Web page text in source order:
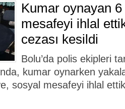
Kumar oynayan
mesafeyi ihlal
cezası kesildi
Bolu’da polis ekipleri
kumar oynarken
sosyal mesafeyi ihlal